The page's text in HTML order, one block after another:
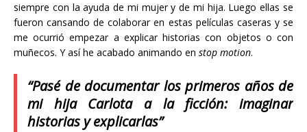
siempre con la ayuda de mi mujer y de mi hija. Luego ellas se
fueron cansando de colaborar en estas películas caseras y se
me ocurrió empezar a explicar historias con objetos o con
muñecos. Y así he acabado animando en stop motion.
“Pasé de documentar los primeros años de
mi hija Carlota a la ficción: imaginar
historias y explicarlas”